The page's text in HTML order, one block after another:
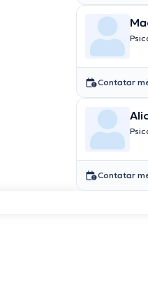
Contatar
Contatar